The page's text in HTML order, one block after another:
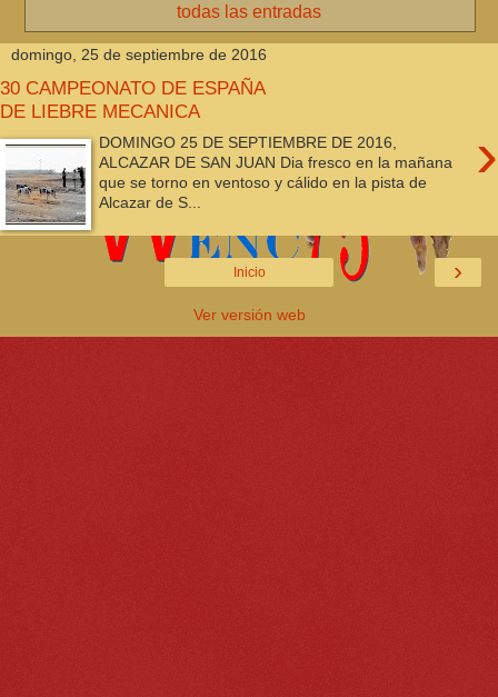
todas las entradas
domingo, 25 de septiembre de 2016
30 CAMPEONATO DE ESPAÑA
DE LIEBRE MECANICA
›
DOMINGO 25 DE SEPTIEMBRE DE 2016,
ALCAZAR DE SAN JUAN Dia fresco en la mañana
que se torno en ventoso y cálido en la pista de
Alcazar de S...
›
Inicio
Ver versión web